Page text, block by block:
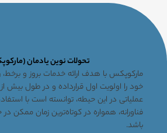
تحولات نوین یادمان
مارکوپکس با هدف ارائه خدمات بروز و
عملیاتی در این حیطه، توانسته است با
فناورانه، همواره در کوتاه‌ترین زمان ممکن
باشد.